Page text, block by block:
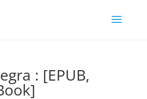
: [EPUB,